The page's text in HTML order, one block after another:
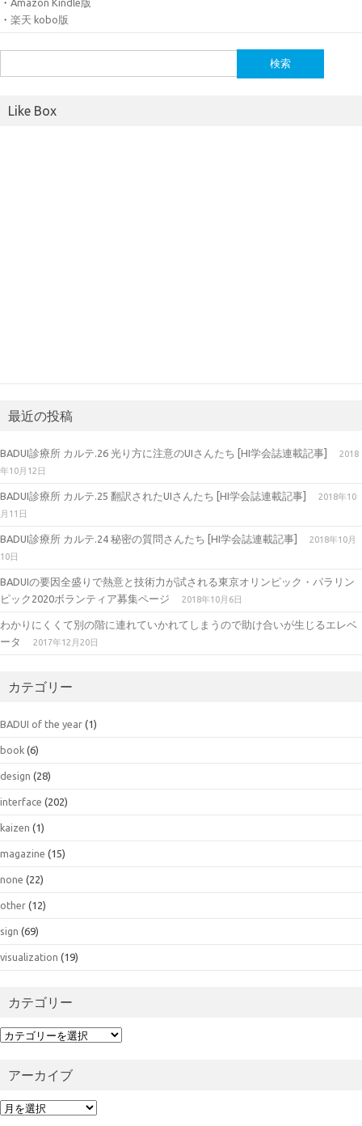
・ Amazon Kindle版
・ 楽天 kobo版
索:
Like Box
最近の投稿
BADUI診療所 カルテ.26 光り方に注意のUIさんたち [HI学会誌連載記事]
2018
年10月12日
BADUI診療所 カルテ.25 翻訳されたUIさんたち [HI学会誌連載記事]
2018年10
月11日
BADUI診療所 カルテ.24 秘密の質問さんたち [HI学会誌連載記事]
2018年10月
10日
BADUIの要因全盛りで熱意と技術力が試される東京オリンピック・パラリン
ピック2020ボランティア募集ページ
2018年10月6日
わかりにくくて別の階に連れていかれてしまうので助け合いが生じるエレベ
ータ
2017年12月20日
カテゴリー
BADUI of the year (1)
book (6)
design (28)
interface (202)
kaizen (1)
magazine (15)
none (22)
other (12)
sign (69)
visualization (19)
カテゴリー
カ
アーカイブ
ア